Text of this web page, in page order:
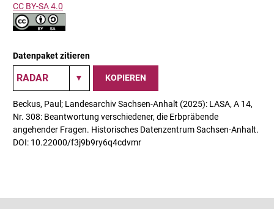
CC BY-SA 4.0
Datenpaket zitieren
KOPIEREN
Beckus, Paul; Landesarchiv Sachsen-Anhalt (2025): LASA, A 14,
Nr. 308: Beantwortung verschiedener, die Erbpräbende
angehender Fragen. Historisches Datenzentrum Sachsen-Anhalt.
DOI: 10.22000/f3j9b9ry6q4cdvmr